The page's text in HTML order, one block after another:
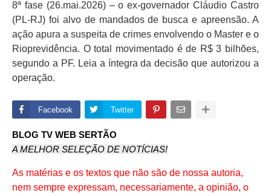
8ª fase (26.mai.2026) – o ex-governador Cláudio Castro
(PL-RJ) foi alvo de mandados de busca e apreensão. A
ação apura a suspeita de crimes envolvendo o Master e o
Rioprevidência. O total movimentado é de R$ 3 bilhões,
segundo a PF. Leia a íntegra da decisão que autorizou a
operação.
Facebook Twitter
BLOG TV WEB SERTÃO
A MELHOR SELEÇÃO DE NOTÍCIAS!
As matérias e os textos que não são de nossa autoria,
nem sempre expressam, necessariamente, a opinião, o